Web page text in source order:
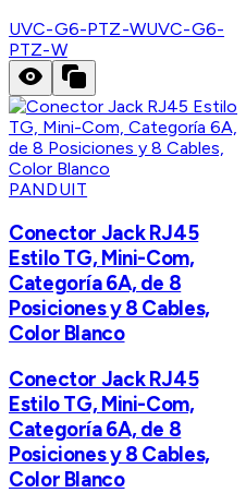
UVC-G6-PTZ-WUVC-G6-
PTZ-W
PANDUIT
Conector Jack RJ45
Estilo TG, Mini-Com,
Categoría 6A, de 8
Posiciones y 8 Cables,
Color Blanco
Conector Jack RJ45
Estilo TG, Mini-Com,
Categoría 6A, de 8
Posiciones y 8 Cables,
Color Blanco